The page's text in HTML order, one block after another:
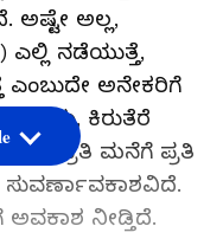
ಅಷ್ಟೇ ಅಲ್ಲ,
ನಡೆಯುತ್ತೆ,
ಅನೇಕರಿಗೆ
ಕಿರುತೆರೆ
ಪ್ರತಿ ಮನೆಗೆ ಪ್ರತಿ
ಅವಕಾಶ ನೀಡ್ತಿದೆ.